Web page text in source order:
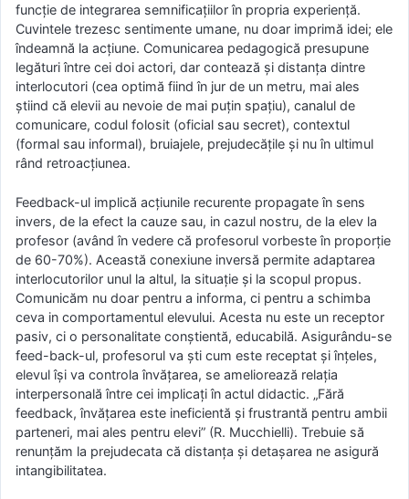
funcţie de integrarea semnificaţiilor în propria experienţă.
Cuvintele trezesc sentimente umane, nu doar imprimă idei; ele
îndeamnă la acţiune. Comunicarea pedagogică presupune
legături între cei doi actori, dar contează şi distanţa dintre
interlocutori (cea optimă fiind în jur de un metru, mai ales
ştiind că elevii au nevoie de mai puţin spaţiu), canalul de
comunicare, codul folosit (oficial sau secret), contextul
(formal sau informal), bruiajele, prejudecăţile şi nu în ultimul
rând retroacţiunea.
Feedback-ul implică acţiunile recurente propagate în sens
invers, de la efect la cauze sau, in cazul nostru, de la elev la
profesor (având în vedere că profesorul vorbeste în proporţie
de 60-70%). Această conexiune inversă permite adaptarea
interlocutorilor unul la altul, la situaţie şi la scopul propus.
Comunicăm nu doar pentru a informa, ci pentru a schimba
ceva in comportamentul elevului. Acesta nu este un receptor
pasiv, ci o personalitate conştientă, educabilă. Asigurându-se
feed-back-ul, profesorul va şti cum este receptat şi înţeles,
elevul îşi va controla învăţarea, se ameliorează relaţia
interpersonală între cei implicaţi în actul didactic. „Fără
feedback, învăţarea este ineficientă şi frustrantă pentru ambii
parteneri, mai ales pentru elevi” (R. Mucchielli). Trebuie să
renunţăm la prejudecata că distanţa şi detaşarea ne asigură
intangibilitatea.